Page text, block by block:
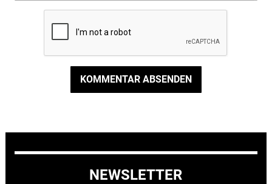
KOMMENTAR ABSENDEN
NEWSLETTER